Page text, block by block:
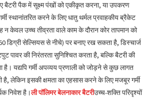
बैटरी पैक में सूक्ष्म पंखों को एकीकृत करना, या उपकरण
स्थानांतरित करने के लिए धातु थर्मल प्रवाहकीय ब्रैकेट
केवल उच्च तीव्रता वाले काम के दौरान कोर तापमान को
डिग्री सेल्सियस से नीचे) पर बनाए रख सकता है, डिस्चार्ज
पावर की निरंतरता सुनिश्चित करता है, बल्कि बैटरी की
है। यद्यपि गर्मी अपव्यय प्रणाली को जोड़ने से कुछ लागत
लेकिन इसकी क्षमता का एहसास करने के लिए मजबूर गर्मी
निवेश है।ली पॉलिमर बेलनाकार बैटरीउच्च-शक्ति परिदृश्यों